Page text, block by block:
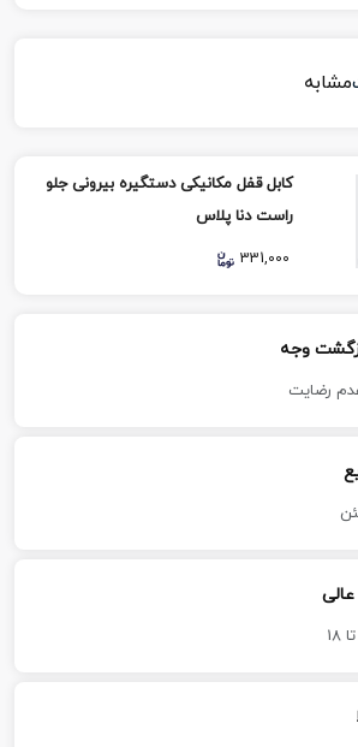
مشابه
کابل قفل مکانیکی دستگیره بیرونی جلو
راست دنا پلاس
331,000
وجه
رضایت